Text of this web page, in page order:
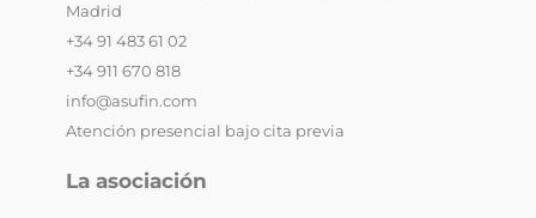
Madrid
+34 91 483 61 02
+34 911 670 818
info@asufin.com
Atención presencial bajo cita previa
La asociación